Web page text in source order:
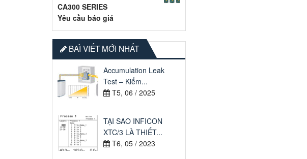
CA300 SERIES
Yêu cầu báo giá
BAÌ VIẾT MỚI NHẤT
Accumulation Leak
Test – Kiểm...
T5, 06 / 2025
TẠI SAO INFICON
XTC/3 LÀ THIẾT...
T6, 05 / 2023